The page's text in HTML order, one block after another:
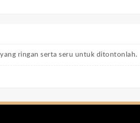
ringan serta seru untuk ditontonlah.